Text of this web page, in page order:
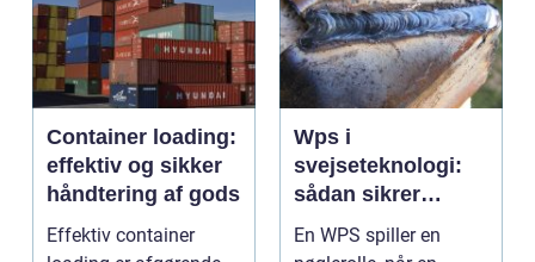
Container loading:
effektiv og sikker
håndtering af gods
Effektiv container
Wps i
svejseteknologi:
sådan sikrer
virksomheder
kvalitet og
En WPS spiller en